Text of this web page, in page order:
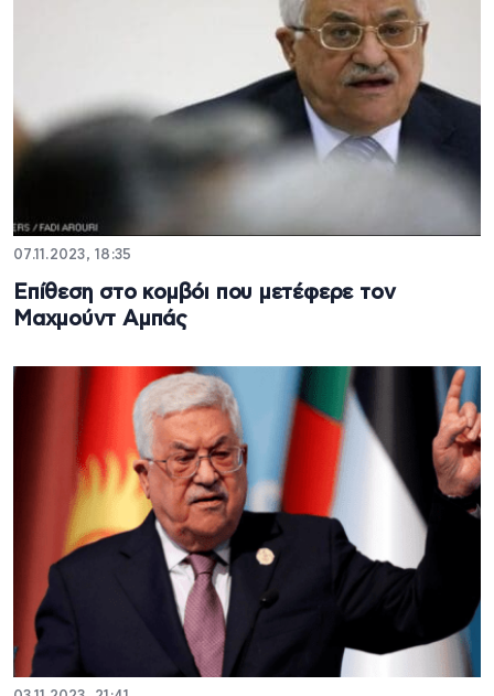
07.11.2023, 18:35
Επίθεση στο κομβόι που μετέφερε τον
Μαχμούντ Αμπάς